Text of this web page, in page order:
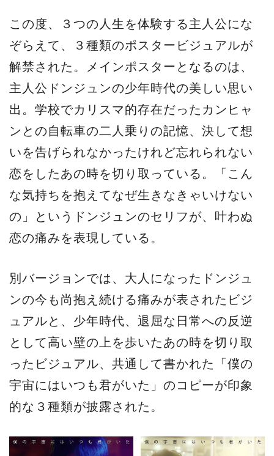
この度、３つの人生を体験する主人公にな
ぞらえて、３種類のポスタービジュアルが
解禁された。メインポスターとなるのは、
主人公ドンジュンの少年時代の美しい思い
出。学校でカリスマ的存在だったカンヒャ
ンとの自転車の二人乗りの記憶、決して想
いを告げられなかったけれど忘れられない
恋をしたあの時を切り取っている。「こん
な気持ちを抱えてなぜ生きなきゃいけない
の」というドンジュンのセリフが、叶わぬ
恋の痛みを表現している。
別バージョンでは、大人になったドンジュ
ンの今も尚抱え続ける痛みが表されたビジ
ュアルと、少年時代、退屈な日常への反逆
として高い壁の上を歩いたあの時を切り取
ったビジュアル、共通して書かれた「僕の
宇宙にはいつも君がいた」のコピーが印象
的な３種類が披露された。